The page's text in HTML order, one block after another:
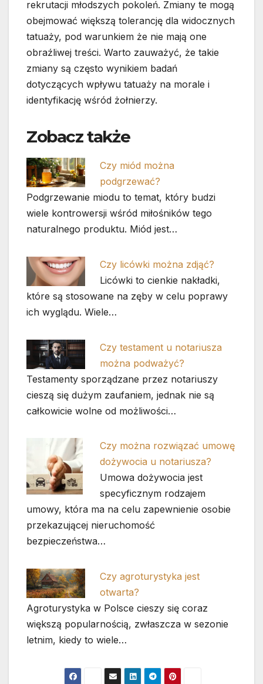
rekrutacji młodszych pokoleń. Zmiany te mogą
obejmować większą tolerancję dla widocznych
tatuaży, pod warunkiem że nie mają one
obraźliwej treści. Warto zauważyć, że takie
zmiany są często wynikiem badań
dotyczących wpływu tatuaży na morale i
identyfikację wśród żołnierzy.
Zobacz także
Czy miód można
podgrzewać?
Podgrzewanie miodu to temat, który budzi
wiele kontrowersji wśród miłośników tego
naturalnego produktu. Miód jest…
Czy licówki można zdjąć?
Licówki to cienkie nakładki,
które są stosowane na zęby w celu poprawy
ich wyglądu. Wiele…
Czy testament u notariusza
można podważyć?
Testamenty sporządzane przez notariuszy
cieszą się dużym zaufaniem, jednak nie są
całkowicie wolne od możliwości…
Czy można rozwiązać umowę
dożywocia u notariusza?
Umowa dożywocia jest
specyficznym rodzajem
umowy, która ma na celu zapewnienie osobie
przekazującej nieruchomość
bezpieczeństwa…
Czy agroturystyka jest
otwarta?
Agroturystyka w Polsce cieszy się coraz
większą popularnością, zwłaszcza w sezonie
letnim, kiedy to wiele…